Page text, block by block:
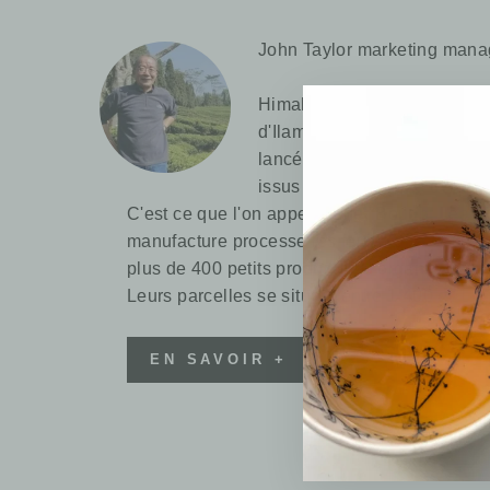
John Taylor marketing
Himalayan Shangri la, situé
d'Ilam perché à 1 500m
lancé en 1999 et ne produit
issus d'une conduite de
C'est ce que l'on appelle une "Bought Leaf
manufacture processe les feuilles fraîches
plus de 400 petits producteurs organisés en
Leurs parcelles se situent entre 1 400 et 1
EN SAVOIR +